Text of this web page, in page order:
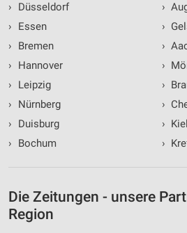
›
Düsseldorf
›
Essen
›
Bremen
›
Hannover
›
Leipzig
›
Nürnberg
›
Duisburg
›
Bochum
›
›
›
›
›
›
› Kiel
›
Die Zeitungen - unsere
Region